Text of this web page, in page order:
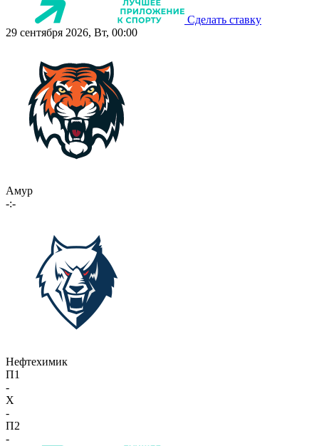
Сделать ставку
29 сентября 2026, Вт, 00:00
Амур
-:-
Нефтехимик
П1
-
X
-
П2
-